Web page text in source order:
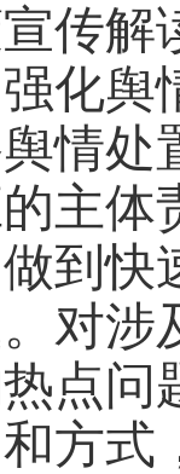
传解
化舆
情
主体
做到快
。对涉
点问
方式